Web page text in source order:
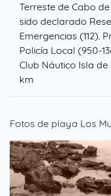
Terreste de Cabo
sido declarado
Emergencias (112).
Policía Local (950-
Club Náutico Isla
km
Fotos de playa Los